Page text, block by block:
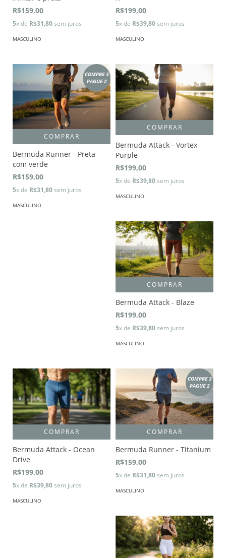
R$159,00
5x de R$31,80sem juros
MASCULINO
R$199,00
5x de R$39,80sem juros
MASCULINO
COMPRE 3
PAGUE 2
COMPRAR
Bermuda Runner - Preta
com verde
R$159,00
5x de R$31,80sem juros
MASCULINO
COMPRAR
Bermuda Attack - Vortex
Purple
R$199,00
5x de R$39,80sem juros
MASCULINO
COMPRAR
Bermuda Attack - Blaze
R$199,00
5x de R$39,80sem juros
MASCULINO
COMPRAR
Bermuda Attack - Ocean
Drive
R$199,00
5x de R$39,80sem juros
MASCULINO
COMPRE 3
PAGUE 2
COMPRAR
Bermuda Runner - Titanium
R$159,00
5x de R$31,80sem juros
MASCULINO